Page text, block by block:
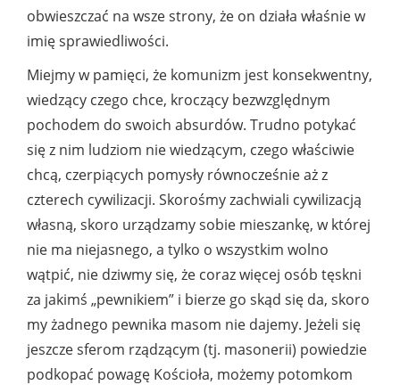
obwieszczać na wsze strony, że on działa właśnie w
imię sprawiedliwości.
Miejmy w pamięci, że komunizm jest konsekwentny,
wiedzący czego chce, kroczący bezwzględnym
pochodem do swoich absurdów. Trudno potykać
się z nim ludziom nie wiedzącym, czego właściwie
chcą, czerpiących pomysły równocześnie aż z
czterech cywilizacji. Skorośmy zachwiali cywilizacją
własną, skoro urządzamy sobie mieszankę, w której
nie ma niejasnego, a tylko o wszystkim wolno
wątpić, nie dziwmy się, że coraz więcej osób tęskni
za jakimś „pewnikiem” i bierze go skąd się da, skoro
my żadnego pewnika masom nie dajemy. Jeżeli się
jeszcze sferom rządzącym (tj. masonerii) powiedzie
podkopać powagę Kościoła, możemy potomkom